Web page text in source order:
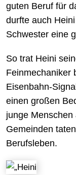
guten Beruf für
durfte auch
Schwester eine
So trat Heini
Feinmechaniker
Eisenbahn-
einen großen
junge
Gemeinden
Berufsleben.